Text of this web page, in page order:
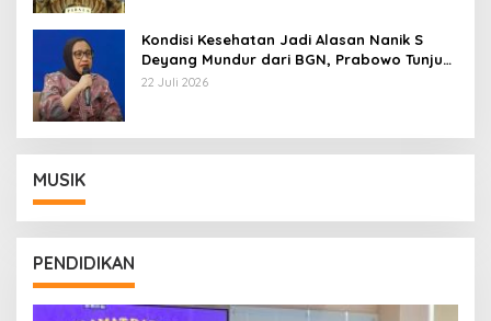
Kondisi Kesehatan Jadi Alasan Nanik S
Deyang Mundur dari BGN, Prabowo Tunjuk
Wamentan Sudaryono
22 Juli 2026
MUSIK
PENDIDIKAN